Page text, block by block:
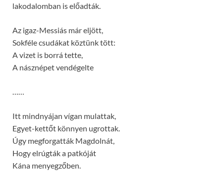
lakodalomban is előadták.
Az igaz-Messiás már eljött,
Sokféle csudákat köztünk tött:
A vizet is borrá tette,
A násznépet vendégelte
……
Itt mindnyájan vígan mulattak,
Egyet-kettőt könnyen ugrottak.
Úgy megforgatták Magdolnát,
Hogy elrúgták a patkóját
Kána menyegzőben.